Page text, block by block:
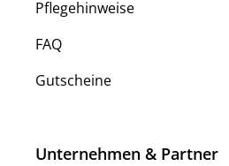
Pflegehinweise
FAQ
Gutscheine
Unternehmen & Partner